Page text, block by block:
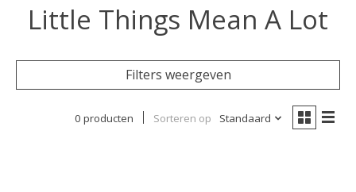
Little Things Mean A Lot
Filters weergeven
0 producten Sorteren op Standaard